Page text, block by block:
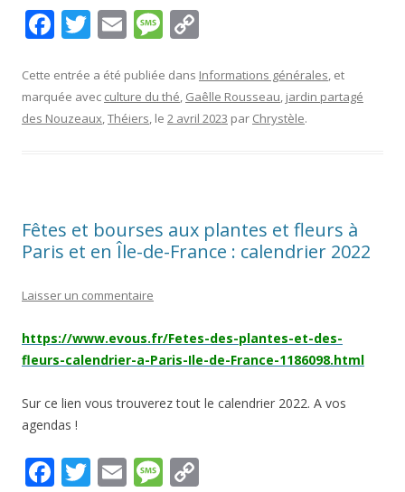
F
e
b
T
itt
er
E
ai
l
M
ss
a
p
y
Cette entrée a été publiée dans Informations générales, et
marquée avec culture du thé, Gaêlle Rousseau, jardin partagé
des Nouzeaux,Théiers, le 2 avril 2023 par Chrystèle.
Fêtes et bourses aux plantes et fleurs à
Paris et en Île-de-France : calendrier 2022
Laisser un commentaire
https://www.evous.fr/Fetes-des-plantes-et-des-
fleurs-calendrier-a-Paris-Ile-de-France-1186098.html
Sur ce lien vous trouverez tout le calendrier 2022. A vos
agendas !
F T E M